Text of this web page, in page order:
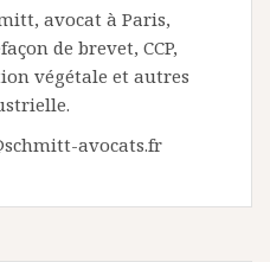
avocat à Paris,
de brevet, CCP,
végétale et autres
avocats.fr